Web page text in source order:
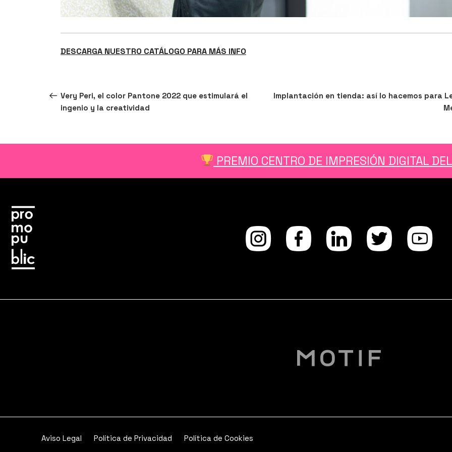
DESCARGA NUESTRO CATÁLOGO PARA MÁS INFO
Navegación
de
Entrada
anterior:
ANTERIOR
Very Peri, el color Pantone 2022 que estimulará el
ingenio y la creatividad
Siguiente
SIGUIENTE
Implantación en tienda: así lo hacemos para
PREMIO CENTRO DE IMPRESIÓN DIGITAL
Instagram
Aviso Legal Política de Privacidad Política de Cookies